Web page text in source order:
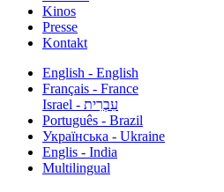
Kinos
Presse
Kontakt
English - English
Français - France
עִבְרִית - Israel
Português - Brazil
Українська - Ukraine
Englis - India
Multilingual